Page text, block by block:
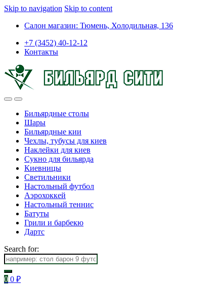
Skip to navigation Skip to content
Салон магазин: Тюмень, Холодильная, 136
+7 (3452) 40-12-12
Контакты
Бильярдные столы
Шары
Бильярдные кии
Чехлы, тубусы для киев
Наклейки для киев
Сукно для бильярда
Киевницы
Светильники
Настольный футбол
Аэрохоккей
Настольный теннис
Батуты
Грили и барбекю
Дартс
Search for:
0 0 ₽